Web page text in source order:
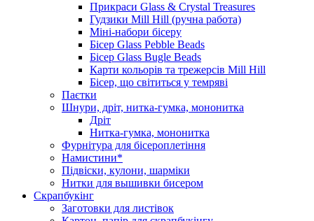
Прикраси Glass & Crystal Treasures
Гудзики Mill Hill (ручна работа)
Міні-набори бісеру
Бісер Glass Pebble Beads
Бісер Glass Bugle Beads
Карти кольорів та трежерсів Mill Hill
Бісер, що світиться у темряві
Паєтки
Шнури, дріт, нитка-гумка, мононитка
Дріт
Нитка-гумка, мононитка
Фурнітура для бісероплетіння
Намистини*
Підвіски, кулони, шарміки
Нитки для вышивки бисером
Скрапбукінг
Заготовки для листівок